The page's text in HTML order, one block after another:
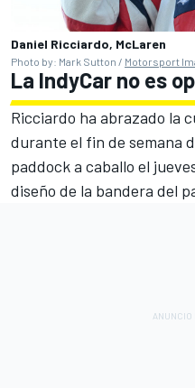
Daniel Ricciardo, McLaren
Photo by: Mark Sutton / Motorsport
La IndyCar no es
Ricciardo ha abrazado la
durante el fin de semana
paddock a caballo el
diseño de la bandera del